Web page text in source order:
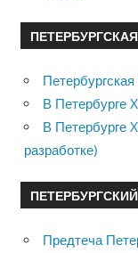
В Петербурге
В Петербурге
разработке)
Предтеча